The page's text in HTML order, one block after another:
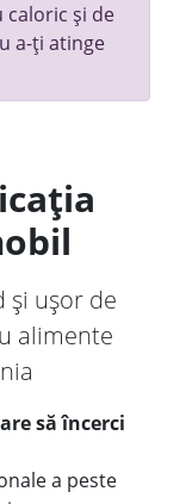
caloric și de
a-ți atinge
și ușor de
alimente
să încerci
a peste